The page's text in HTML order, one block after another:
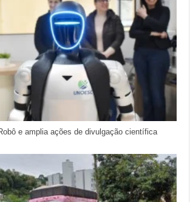
e amplia ações de divulgação científica